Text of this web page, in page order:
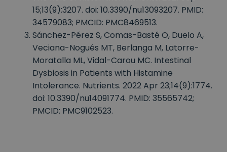
15;13(9):3207. doi: 10.3390/nu13093207. PMID:
34579083; PMCID: PMC8469513.
Sánchez-Pérez S, Comas-Basté O, Duelo A,
Veciana-Nogués MT, Berlanga M, Latorre-
Moratalla ML, Vidal-Carou MC. Intestinal
Dysbiosis in Patients with Histamine
Intolerance. Nutrients. 2022 Apr 23;14(9):1774.
doi: 10.3390/nu14091774. PMID: 35565742;
PMCID: PMC9102523.